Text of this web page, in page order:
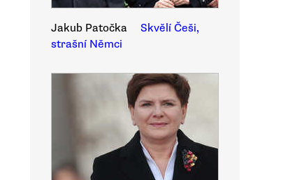
Jakub Patočka
Skvělí Češi,
strašní Němci